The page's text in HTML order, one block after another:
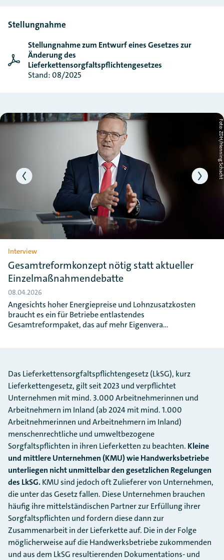
Stellungnahme
Stellungnahme zum Entwurf eines Gesetzes zur
Änderung des
Lieferkettensorgfaltspflichtengesetzes
Stand: 08/2025
Slider überspringen Foto: ZDH/Henning Schacht
Interview
Gesamtreformkonzept nötig statt aktueller
Einzelmaßnahmendebatte
08.04.2026
Angesichts hoher Energiepreise und Lohnzusatzkosten
braucht es ein für Betriebe entlastendes
Gesamtreformpaket, das auf mehr Eigenvera…
Das Lieferkettensorgfaltspflichtengesetz (LkSG), kurz
Lieferkettengesetz, gilt seit 2023 und verpflichtet
Unternehmen mit mind. 3.000 Arbeitnehmerinnen und
Arbeitnehmern im Inland (ab 2024 mit mind. 1.000
Arbeitnehmerinnen und Arbeitnehmern im Inland)
menschenrechtliche und umweltbezogene
Sorgfaltspflichten in ihren Lieferketten zu beachten. Kleine
und mittlere Unternehmen (KMU) wie Handwerksbetriebe
unterliegen nicht unmittelbar den gesetzlichen Regelungen
des LkSG.KMU sind jedoch oft Zulieferer von Unternehmen,
die unter das Gesetz fallen. Diese Unternehmen brauchen
häufig ihre mittelständischen Partner zur Erfüllung ihrer
Sorgfaltspflichten und fordern diese dann zur
Zusammenarbeit in der Lieferkette auf. Die in der Folge
möglicherweise auf die Handwerksbetriebe zukommenden
und aus dem LkSG resultierenden Dokumentations- und